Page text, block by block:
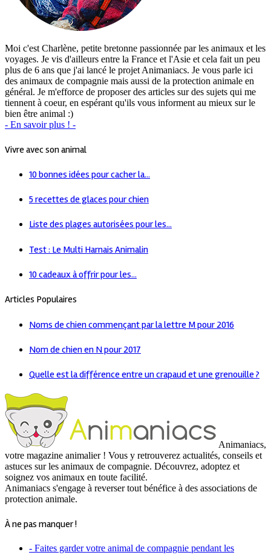
Moi c'est Charlène, petite bretonne passionnée par les animaux et les
voyages. Je vis d'ailleurs entre la France et l'Asie et cela fait un peu
plus de 6 ans que j'ai lancé le projet Animaniacs. Je vous parle ici
des animaux de compagnie mais aussi de la protection animale en
général. Je m'efforce de proposer des articles sur des sujets qui me
tiennent à coeur, en espérant qu'ils vous informent au mieux sur le
bien être animal :)
- En savoir plus ! -
Vivre avec son animal
10 bonnes idées pour cacher la...
5 recettes de glaces pour chien
Liste des plages autorisées pour les...
Test : Le Multi Harnais Animalin
10 cadeaux à offrir pour les...
Articles Populaires
Noms de chien commençant par la lettre M pour 2016
Nom de chien en N pour 2017
Quelle est la différence entre un crapaud et une grenouille ?
Animaniacs,
votre magazine animalier ! Vous y retrouverez actualités, conseils et
astuces sur les animaux de compagnie. Découvrez, adoptez et
soignez vos animaux en toute facilité.
Animaniacs s'engage à reverser tout bénéfice à des associations de
protection animale.
À ne pas manquer !
- Faites garder votre animal de compagnie pendant les